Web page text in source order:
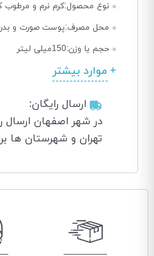
نوع محصول:کرم نرم و مرطوب
محل مصرف:پوست صورت و
حجم یا وزن:150میلی لیتر
موارد بیشتر
ارسال رایگان:
در شهر اصفهان ارسال
تهران و شهرستان ها برای